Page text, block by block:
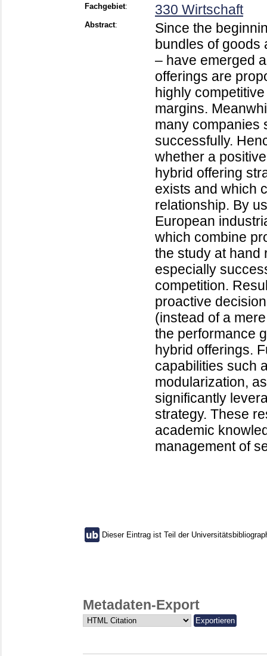
Fachgebiet: 330 Wirtschaft
Abstract:
Since the
bundles of goods
– have emerged
offerings are
highly
margins.
many companies
successfully.
whether a
hybrid offering
exists and which
relationship. By
European
which combine
the study at hand
especially
competition.
proactive
(instead of a
the performance
hybrid offerings.
capabilities such
modularization,
significantly
strategy. These
academic
management of
Dieser Eintrag ist Teil der
Metadaten-Export